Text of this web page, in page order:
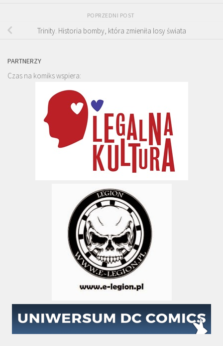
POPRZEDNI POST
Trinity. Historia bomby, która zmieniła losy świata
PARTNERZY
Czas na komiks wspiera: